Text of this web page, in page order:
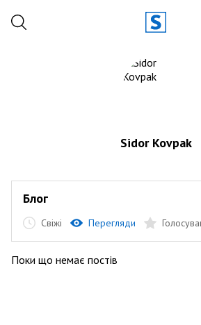
Sidor Kovpak
Блог
Свіжі Перегляди
Поки що немає постів